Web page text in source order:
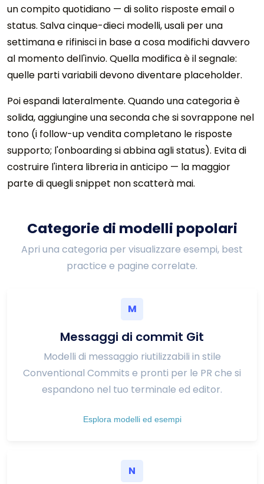
un compito quotidiano — di solito risposte email o
status. Salva cinque-dieci modelli, usali per una
settimana e rifinisci in base a cosa modifichi davvero
al momento dell'invio. Quella modifica è il segnale:
quelle parti variabili devono diventare placeholder.
Poi espandi lateralmente. Quando una categoria è
solida, aggiungine una seconda che si sovrappone nel
tono (i follow-up vendita completano le risposte
supporto; l'onboarding si abbina agli status). Evita di
costruire l'intera libreria in anticipo — la maggior
parte di quegli snippet non scatterà mai.
Categorie di modelli popolari
Apri una categoria per visualizzare esempi, best
practice e pagine correlate.
M
Messaggi di commit Git
Modelli di messaggio riutilizzabili in stile
Conventional Commits e pronti per le PR che si
espandono nel tuo terminale ed editor.
Esplora modelli ed esempi
N